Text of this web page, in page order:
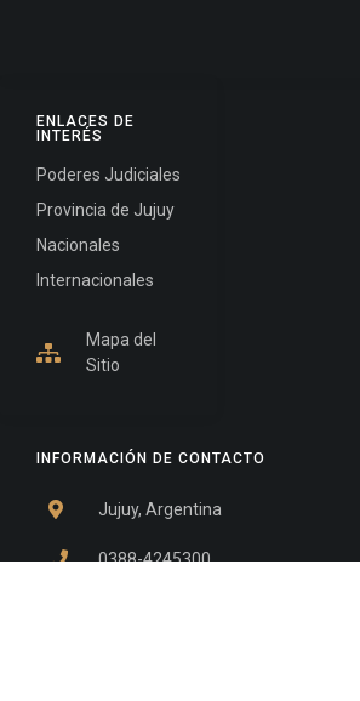
INFORMACIÓN DE CONTACTO
Jujuy, Argentina
0388-4245300
ENLACES DE
INTERÉS
Poderes Judiciales
Provincia de Jujuy
Nacionales
Internacionales
Mapa del
Sitio